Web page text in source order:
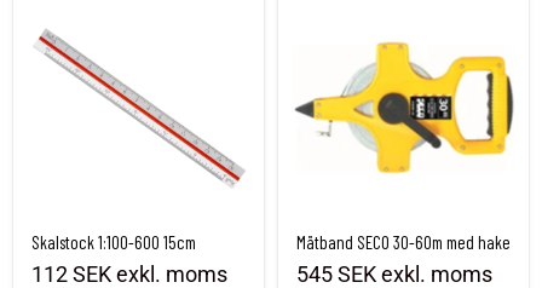
Skalstock 1:100-600 15cm
112 SEKexkl. moms
Mätband SECO 30-60m med hake
545 SEKexkl. moms